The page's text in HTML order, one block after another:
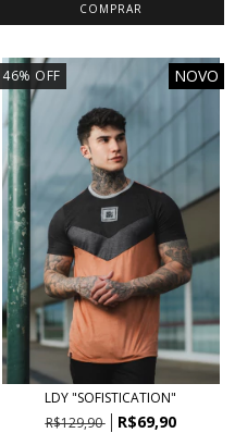
COMPRAR
46% OFF NOVO
LDY "SOFISTICATION"
R$129,90
R$69,90